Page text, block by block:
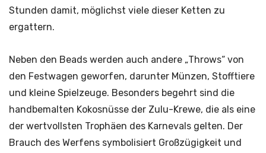
Stunden damit, möglichst viele dieser Ketten zu
ergattern.
Neben den Beads werden auch andere „Throws“ von
den Festwagen geworfen, darunter Münzen, Stofftiere
und kleine Spielzeuge. Besonders begehrt sind die
handbemalten Kokosnüsse der Zulu-Krewe, die als eine
der wertvollsten Trophäen des Karnevals gelten. Der
Brauch des Werfens symbolisiert Großzügigkeit und